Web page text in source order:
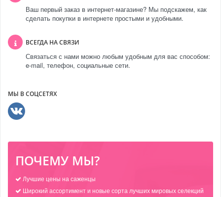
Ваш первый заказ в интернет-магазине? Мы подскажем, как
сделать покупки в интернете простыми и удобными.
ВСЕГДА НА СВЯЗИ
Связаться с нами можно любым удобным для вас способом:
e-mail, телефон, социальные сети.
МЫ В СОЦСЕТЯХ
ПОЧЕМУ МЫ?
Лучшие цены на саженцы
Широкий ассортимент и новые сорта лучших мировых селекций